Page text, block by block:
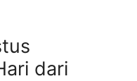
dari